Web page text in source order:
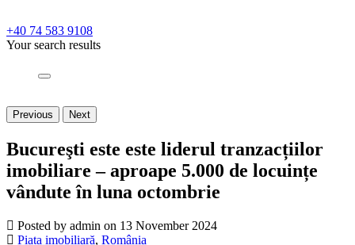
+40 74 583 9108
Your search results
Previous Next
Bucureşti este este liderul tranzacțiilor
imobiliare – aproape 5.000 de locuințe
vândute în luna octombrie
Posted by admin on 13 November 2024
Piața imobiliară, România